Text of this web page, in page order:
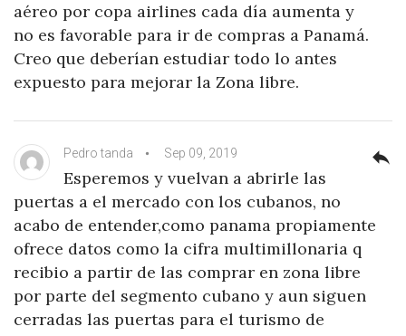
aéreo por copa airlines cada día aumenta y
no es favorable para ir de compras a Panamá.
Creo que deberían estudiar todo lo antes
expuesto para mejorar la Zona libre.
Pedro tanda Sep 09, 2019
Esperemos y vuelvan a abrirle las
puertas a el mercado con los cubanos, no
acabo de entender,como panama propiamente
ofrece datos como la cifra multimillonaria q
recibio a partir de las comprar en zona libre
por parte del segmento cubano y aun siguen
cerradas las puertas para el turismo de
reply